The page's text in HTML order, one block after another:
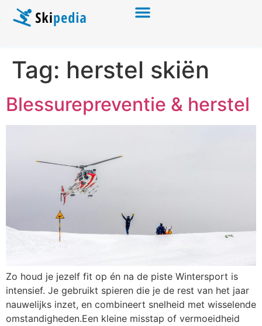
Tag: herstel skiën
Blessurepreventie & herstel
Zo houd je jezelf fit op én na de piste Wintersport is
intensief. Je gebruikt spieren die je de rest van het jaar
nauwelijks inzet, en combineert snelheid met wisselende
omstandigheden.Een kleine misstap of vermoeidheid